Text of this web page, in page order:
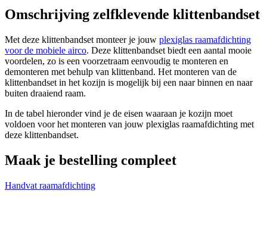
cm
cm
Voeg nog een plaat toe
Omschrijving zelfklevende klittenbandset
Met deze klittenbandset monteer je jouw plexiglas raamafdichting
voor de mobiele airco. Deze klittenbandset biedt een aantal mooie
voordelen, zo is een voorzetraam eenvoudig te monteren en
demonteren met behulp van klittenband. Het monteren van de
klittenbandset in het kozijn is mogelijk bij een naar binnen en naar
buiten draaiend raam.
In de tabel hieronder vind je de eisen waaraan je kozijn moet
voldoen voor het monteren van jouw plexiglas raamafdichting met
deze klittenbandset.
Maak je bestelling compleet
Handvat raamafdichting